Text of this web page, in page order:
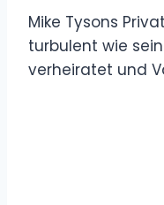
Mike Tysons
turbulent wie
verheiratet und